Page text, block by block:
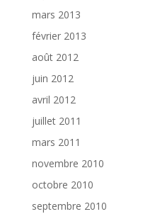
mars 2013
février 2013
août 2012
juin 2012
avril 2012
juillet 2011
mars 2011
novembre 2010
octobre 2010
septembre 2010